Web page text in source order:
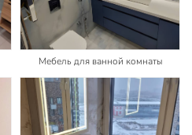
Мебель для ванной комнаты